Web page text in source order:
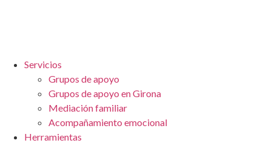
Servicios
Grupos de apoyo
Grupos de apoyo en Girona
Mediación familiar
Acompañamiento emocional
Herramientas